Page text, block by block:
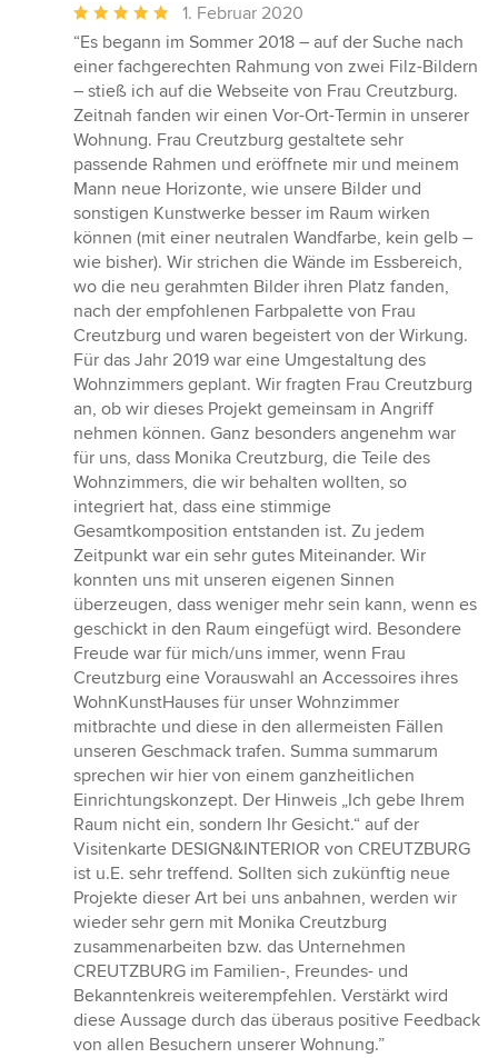
Durchschnittliche
Bewertung:
5
von
5
Sternen
1. Februar 2020
“Es begann im Sommer 2018 – auf der Suche nach
einer fachgerechten Rahmung von zwei Filz-Bildern
– stieß ich auf die Webseite von Frau Creutzburg.
Zeitnah fanden wir einen Vor-Ort-Termin in unserer
Wohnung. Frau Creutzburg gestaltete sehr
passende Rahmen und eröffnete mir und meinem
Mann neue Horizonte, wie unsere Bilder und
sonstigen Kunstwerke besser im Raum wirken
können (mit einer neutralen Wandfarbe, kein gelb –
wie bisher). Wir strichen die Wände im Essbereich,
wo die neu gerahmten Bilder ihren Platz fanden,
nach der empfohlenen Farbpalette von Frau
Creutzburg und waren begeistert von der Wirkung.
Für das Jahr 2019 war eine Umgestaltung des
Wohnzimmers geplant. Wir fragten Frau Creutzburg
an, ob wir dieses Projekt gemeinsam in Angriff
nehmen können. Ganz besonders angenehm war
für uns, dass Monika Creutzburg, die Teile des
Wohnzimmers, die wir behalten wollten, so
integriert hat, dass eine stimmige
Gesamtkomposition entstanden ist. Zu jedem
Zeitpunkt war ein sehr gutes Miteinander. Wir
konnten uns mit unseren eigenen Sinnen
überzeugen, dass weniger mehr sein kann, wenn es
geschickt in den Raum eingefügt wird. Besondere
Freude war für mich/uns immer, wenn Frau
Creutzburg eine Vorauswahl an Accessoires ihres
WohnKunstHauses für unser Wohnzimmer
mitbrachte und diese in den allermeisten Fällen
unseren Geschmack trafen. Summa summarum
sprechen wir hier von einem ganzheitlichen
Einrichtungskonzept. Der Hinweis „Ich gebe Ihrem
Raum nicht ein, sondern Ihr Gesicht.“ auf der
Visitenkarte DESIGN&INTERIOR von CREUTZBURG
ist u.E. sehr treffend. Sollten sich zukünftig neue
Projekte dieser Art bei uns anbahnen, werden wir
wieder sehr gern mit Monika Creutzburg
zusammenarbeiten bzw. das Unternehmen
CREUTZBURG im Familien-, Freundes- und
Bekanntenkreis weiterempfehlen. Verstärkt wird
diese Aussage durch das überaus positive Feedback
von allen Besuchern unserer Wohnung.”